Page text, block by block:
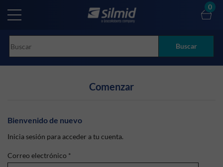
main
Buscar
0
Comenzar
Bienvenido de nuevo
Inicia sesión para acceder a tu cuenta.
Correo electrónico *